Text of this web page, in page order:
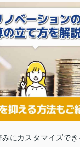
にカスタマイズでき